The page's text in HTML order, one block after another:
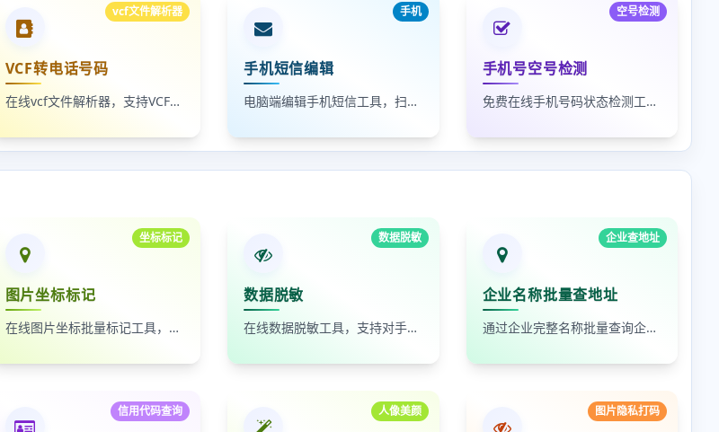
vcf文件解析器
VCF转电话号码
在线vcf文件解析器，支持VCF转电话号码，一键提取VCF通讯录手机号并自动去重。
手机
手机短信编辑
电脑端编辑手机短信工具，扫码一键发送，提升输入效率。
空号检测
手机号空号检测
免费在线手机号码状态检测工具，查询空号、实号及风险号。
坐标标记
图片坐标标记
在线图片坐标批量标记工具，支持自定义红点、颜色、大小及序号
数据脱敏
数据脱敏
在线数据脱敏工具，支持对手机号、身份证号、姓名、邮箱等敏感数据进行批量脱敏处理，保护隐私安全
企业查地址
企业名称批量查地址
通过企业完整名称批量查询企业地址，支持查看默认地址、年报地址和注册地址，适合企业资料整理和工商信息核对
信用代码查询 人像美颜 图片隐私打码